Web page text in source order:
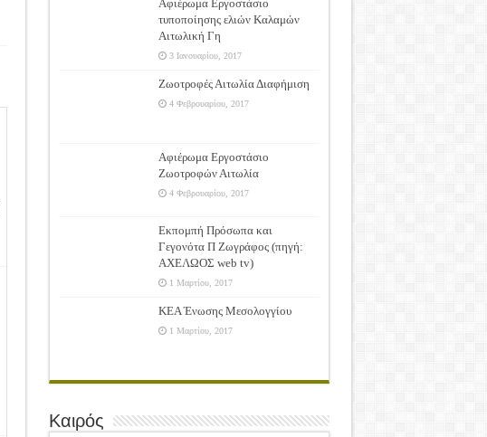
Αφιέρωμα Εργοστάσιο
τυποποίησης ελιών Καλαμών
Αιτωλική Γη
3 Ιανουαρίου, 2017
Ζωοτροφές Αιτωλία Διαφήμιση
4 Φεβρουαρίου, 2017
Αφιέρωμα Εργοστάσιο
Ζωοτροφών Αιτωλία
4 Φεβρουαρίου, 2017
Εκπομπή Πρόσωπα και
Γεγονότα Π Ζωγράφος (πηγή:
ΑΧΕΛΩΟΣ web tv)
1 Μαρτίου, 2017
ΚΕΑ Ένωσης Μεσολογγίου
1 Μαρτίου, 2017
Καιρός